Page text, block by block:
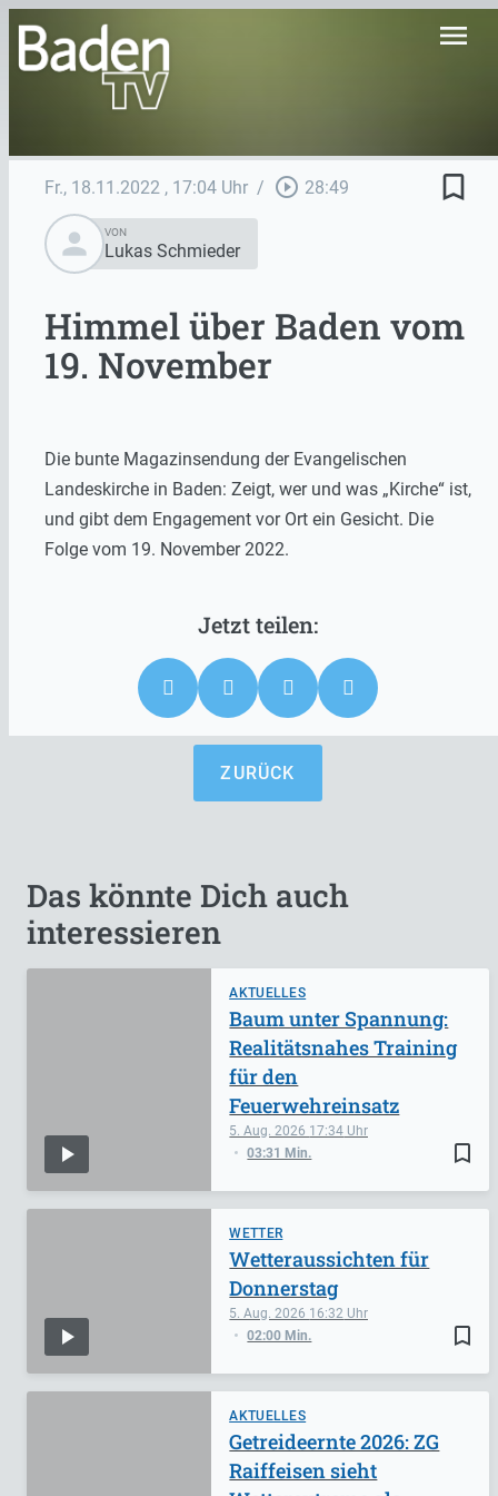
menu
Fr., 18.11.2022 , 17:04 Uhr / play_circle_outline 28:49
bookmark_border
person
VON
Lukas Schmieder
Himmel über Baden vom
19. November
Die bunte Magazinsendung der Evangelischen
Landeskirche in Baden: Zeigt, wer und was „Kirche“ ist,
und gibt dem Engagement vor Ort ein Gesicht. Die
Folge vom 19. November 2022.
ZURÜCK
Das könnte Dich auch
interessieren
AKTUELLES
bookmark_border
5. Aug. 2026 17:34
03:31 Min.
Baum unter Spannung:
Realitätsnahes Training
für den
Feuerwehreinsatz
WETTER
bookmark_border
5. Aug. 2026 16:32
02:00 Min.
Wetteraussichten für
Donnerstag
AKTUELLES
Getreideernte 2026: ZG
Raiffeisen sieht